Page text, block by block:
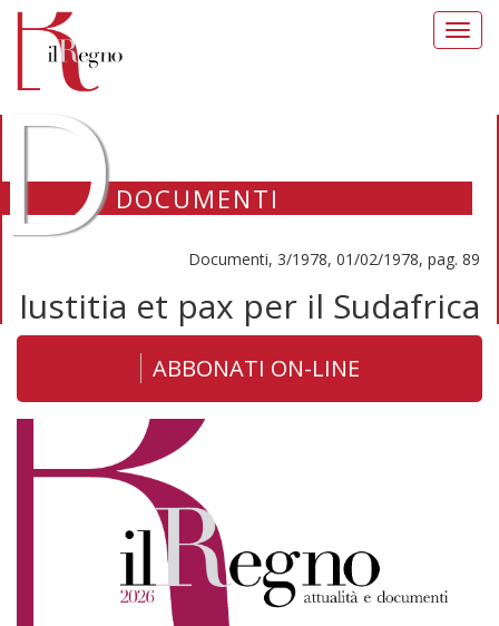
DOCUMENTI
Documenti, 3/1978, 01/02/1978, pag. 89
Iustitia et pax per il Sudafrica
ABBONATI ON-LINE